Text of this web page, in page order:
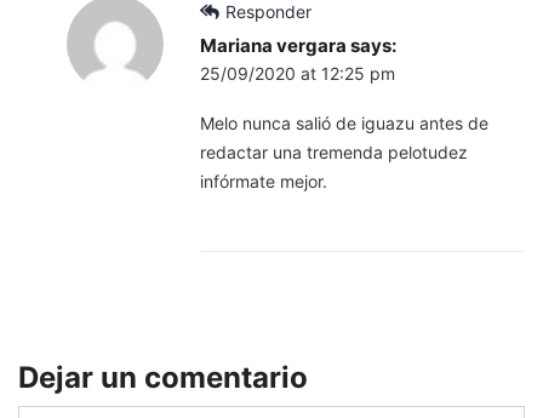
Responder
Mariana vergara says:
25/09/2020 at 12:25 pm
Melo nunca salió de iguazu antes de
redactar una tremenda pelotudez
infórmate mejor.
Dejar un comentario